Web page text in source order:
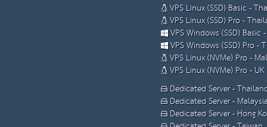
VPS Linux (SSD) Basic -
VPS Linux (SSD) Pro -
VPS Windows (SSD) Basic
VPS Windows (SSD) Pro -
VPS Linux (NVMe) Pro -
VPS Linux (NVMe) Pro - UK
Dedicated Server -
Dedicated Server -
Dedicated Server - Hong